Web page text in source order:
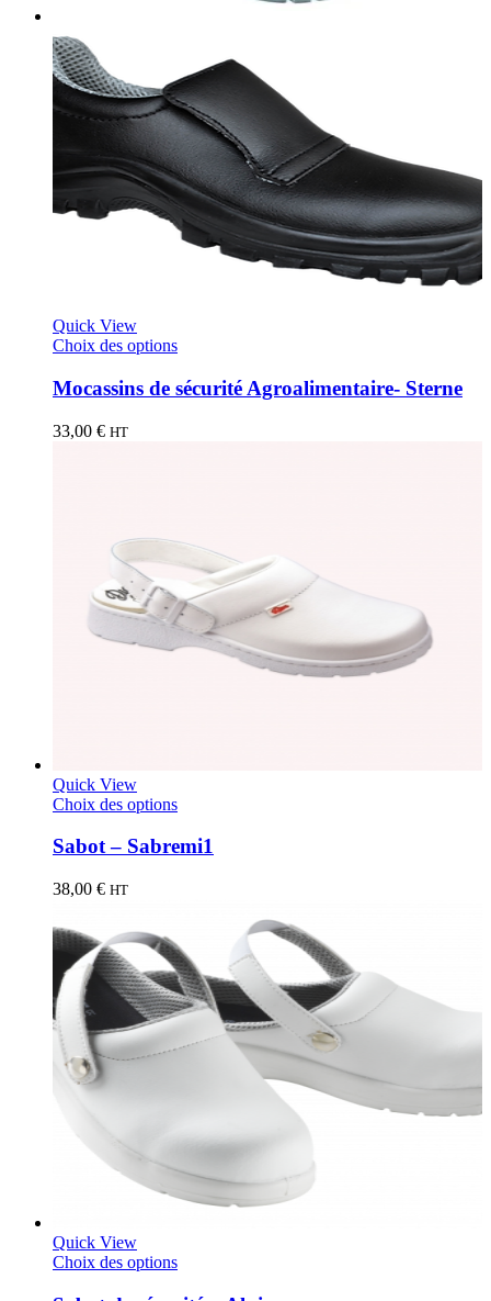
Quick View
Choix des options
Mocassins de sécurité Agroalimentaire- Sterne
33,00 € HT
Quick View
Choix des options
Sabot – Sabremi1
38,00 € HT
Quick View
Choix des options